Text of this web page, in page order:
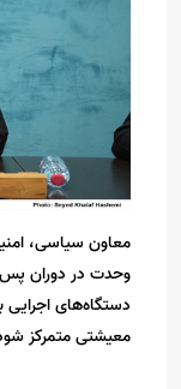
معاون سیاسی،
وحدت در دوران پس
دستگاه‌های
معیشتی متمرکز